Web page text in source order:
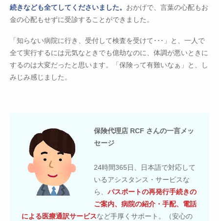
続きなども全てしてくださいました。 おかげで、言葉の心配もお
金の心配もせずに受診することができました。
「知らない病院に行き、受付して検査を受けて･･･」と、一人で
全て実行するには元気なときでも億劫なのに、体調が悪いときに
するのは大変だったと思います。「保険って有難いなぁ」と、し
みじみ感じました。
保険代理店 RCF さんの一言メッ
セージ
24時間365日、日本語で対応して
いるアシスタンス・サービスな
ら、 パスポートの再発行手続きの
ご案内、病院の紹介・手配、電話
による医療通訳サービスなど手厚くサポート。（安心の